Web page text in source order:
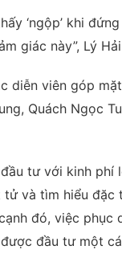
‘ngộp’ khi
giác này”, Lý
diễn viên góp
Quách Ngọc
tư với kinh phí
và tìm hiểu đặc
đó, việc phục
đầu tư một